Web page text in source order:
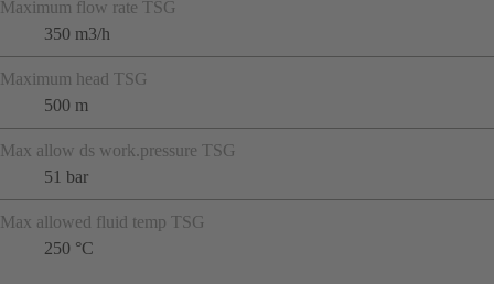
Maximum flow rate TSG
350 m3/h
Maximum head TSG
500 m
Max allow ds work.pressure TSG
51 bar
Max allowed fluid temp TSG
250 °C